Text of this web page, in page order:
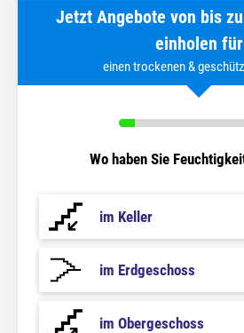
Jetzt Angebote von bis
einholen für
einen trockenen &
Wo haben Sie
im Keller
im Erdgeschoss
im Obergeschoss